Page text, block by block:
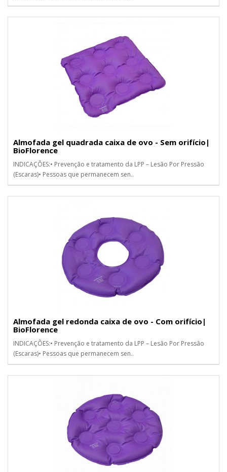
Almofada gel quadrada caixa de ovo - Sem orifício|
BioFlorence
INDICAÇÕES:• Prevenção e tratamento da LPP – Lesão Por Pressão
(Escaras)• Pessoas que permanecem sen..
Almofada gel redonda caixa de ovo - Com orifício|
BioFlorence
INDICAÇÕES:• Prevenção e tratamento da LPP – Lesão Por Pressão
(Escaras)• Pessoas que permanecem sen..